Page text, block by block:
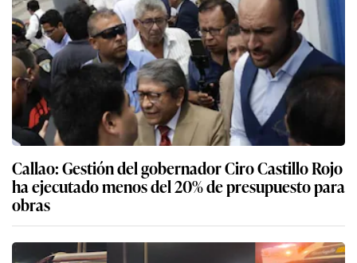
Callao: Gestión del gobernador Ciro Castillo Rojo
ha ejecutado menos del 20% de presupuesto para
obras